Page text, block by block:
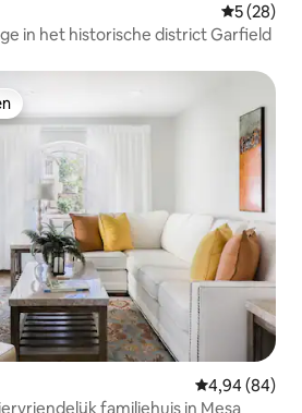
5 (28)
in het historische district Garfield
Gemiddelde
4,94 (84)
familiehuis in Mesa